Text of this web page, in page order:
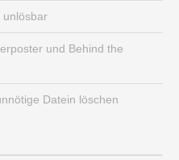
unlösbar
und Behind the
Datein löschen